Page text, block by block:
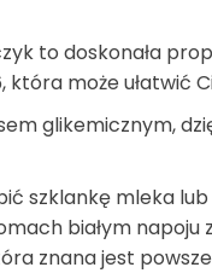
to doskonała
może ułatwić
glikemicznym,
szklankę mleka
białym
znana jest